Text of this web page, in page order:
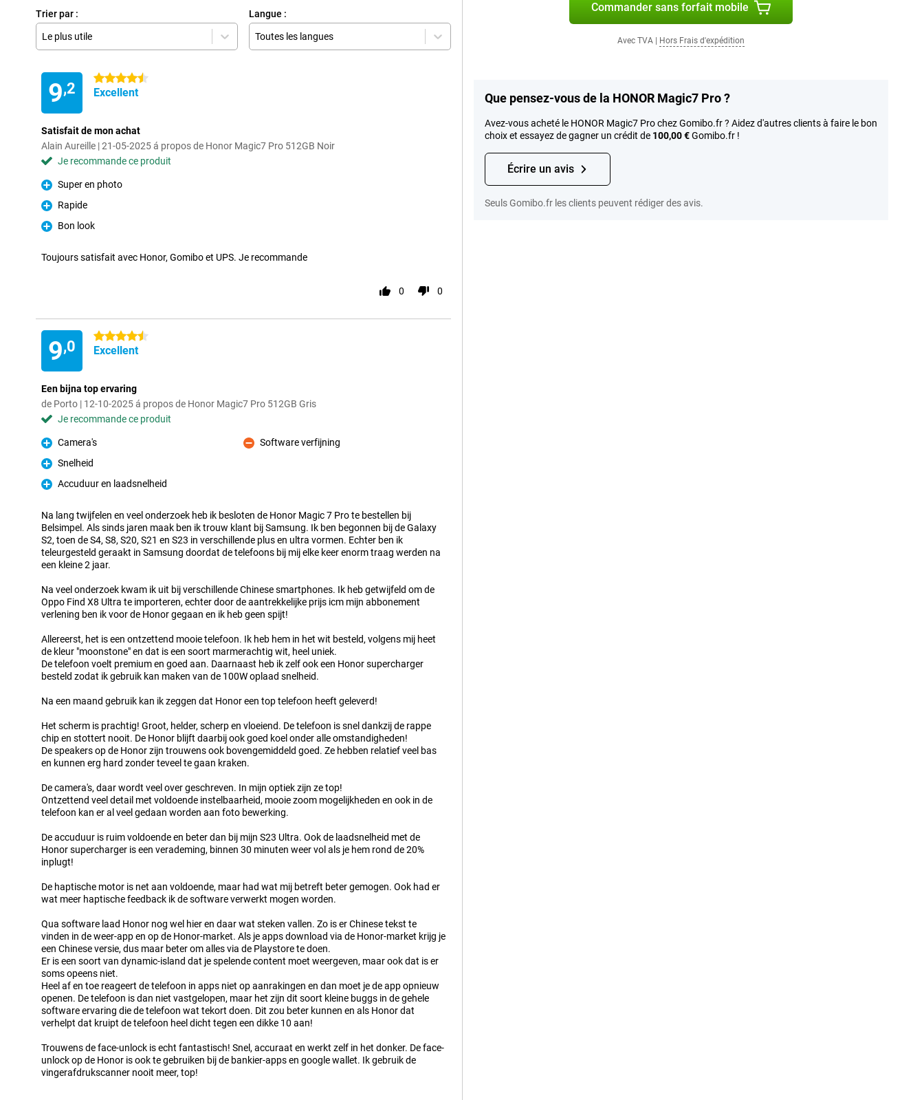
Trier par :
Le plus utile
Langue :
Toutes les langues
9,2
4.5 étoiles
Excellent
Satisfait de mon achat
Alain Aureille | 21-05-2025 á propos de Honor Magic7 Pro 512GB Noir
Je recommande ce produit
Pour
Super en photo
Pour
Rapide
Pour
Bon look
Toujours satisfait avec Honor, Gomibo et UPS. Je recommande
0 0
9,0
4.5 étoiles
Excellent
Een bijna top ervaring
de Porto | 12-10-2025 á propos de Honor Magic7 Pro 512GB Gris
Je recommande ce produit
Pour
Camera's
Pour
Snelheid
Pour
Accuduur en laadsnelheid
Contre
Software verfijning
Na lang twijfelen en veel onderzoek heb ik besloten de Honor Magic 7 Pro te bestellen bij
Belsimpel. Als sinds jaren maak ben ik trouw klant bij Samsung. Ik ben begonnen bij de Galaxy
S2, toen de S4, S8, S20, S21 en S23 in verschillende plus en ultra vormen. Echter ben ik
teleurgesteld geraakt in Samsung doordat de telefoons bij mij elke keer enorm traag werden na
een kleine 2 jaar.
Na veel onderzoek kwam ik uit bij verschillende Chinese smartphones. Ik heb getwijfeld om de
Oppo Find X8 Ultra te importeren, echter door de aantrekkelijke prijs icm mijn abbonement
verlening ben ik voor de Honor gegaan en ik heb geen spijt!
Allereerst, het is een ontzettend mooie telefoon. Ik heb hem in het wit besteld, volgens mij heet
de kleur "moonstone" en dat is een soort marmerachtig wit, heel uniek.
De telefoon voelt premium en goed aan. Daarnaast heb ik zelf ook een Honor supercharger
besteld zodat ik gebruik kan maken van de 100W oplaad snelheid.
Na een maand gebruik kan ik zeggen dat Honor een top telefoon heeft geleverd!
Het scherm is prachtig! Groot, helder, scherp en vloeiend. De telefoon is snel dankzij de rappe
chip en stottert nooit. De Honor blijft daarbij ook goed koel onder alle omstandigheden!
De speakers op de Honor zijn trouwens ook bovengemiddeld goed. Ze hebben relatief veel bas
en kunnen erg hard zonder teveel te gaan kraken.
De camera's, daar wordt veel over geschreven. In mijn optiek zijn ze top!
Ontzettend veel detail met voldoende instelbaarheid, mooie zoom mogelijkheden en ook in de
telefoon kan er al veel gedaan worden aan foto bewerking.
De accuduur is ruim voldoende en beter dan bij mijn S23 Ultra. Ook de laadsnelheid met de
Honor supercharger is een verademing, binnen 30 minuten weer vol als je hem rond de 20%
inplugt!
De haptische motor is net aan voldoende, maar had wat mij betreft beter gemogen. Ook had er
wat meer haptische feedback ik de software verwerkt mogen worden.
Qua software laad Honor nog wel hier en daar wat steken vallen. Zo is er Chinese tekst te
vinden in de weer-app en op de Honor-market. Als je apps download via de Honor-market krijg je
een Chinese versie, dus maar beter om alles via de Playstore te doen.
Er is een soort van dynamic-island dat je spelende content moet weergeven, maar ook dat is er
soms opeens niet.
Heel af en toe reageert de telefoon in apps niet op aanrakingen en dan moet je de app opnieuw
openen. De telefoon is dan niet vastgelopen, maar het zijn dit soort kleine buggs in de gehele
software ervaring die de telefoon wat tekort doen. Dit zou beter kunnen en als Honor dat
verhelpt dat kruipt de telefoon heel dicht tegen een dikke 10 aan!
Trouwens de face-unlock is echt fantastisch! Snel, accuraat en werkt zelf in het donker. De face-
unlock op de Honor is ook te gebruiken bij de bankier-apps en google wallet. Ik gebruik de
vingerafdrukscanner nooit meer, top!
Commander sans forfait mobile
Avec TVA Hors Frais d'expédition
Que pensez-vous de la HONOR Magic7 Pro ?
Avez-vous acheté le HONOR Magic7 Pro chez Gomibo.fr ? Aidez d'autres clients à faire le bon
choix et essayez de gagner un crédit de 100,00 €Gomibo.fr !
Écrire un avis
Seuls Gomibo.fr les clients peuvent rédiger des avis.